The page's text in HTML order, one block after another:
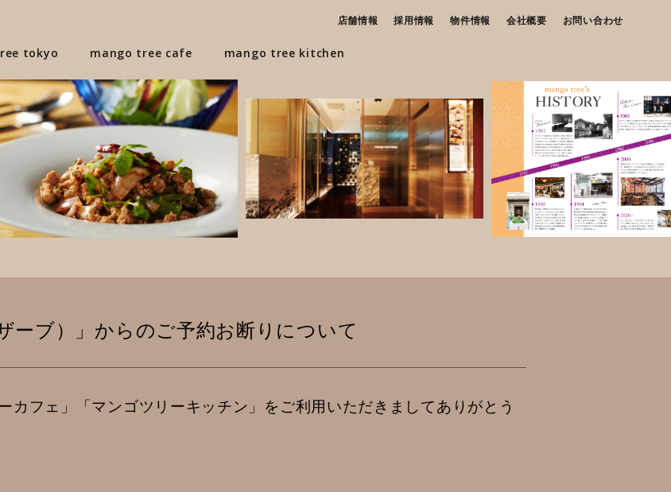
tokyo mango tree cafe mango tree kitchen
店舗情報 採用情報 物件情報 会社概要 お問い合わせ
ーブ）」からのご予約お断りについて
カフェ」「マンゴツリーキッチン」をご利用いただきましてありがとう